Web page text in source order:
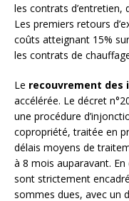
les contrats d’entretien,
Les premiers retours
coûts atteignant 15%
les contrats de
Le recouvrement des
accélérée. Le décret
une procédure
copropriété, traitée en
délais moyens de
à 8 mois auparavant.
sont strictement
sommes dues, avec un